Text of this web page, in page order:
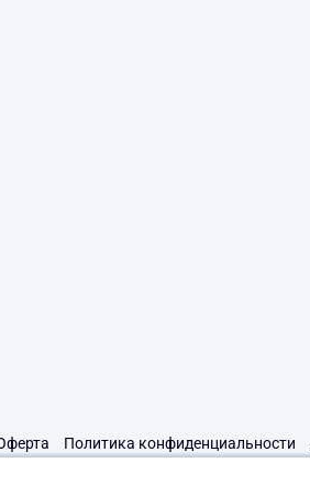
Политика конфиденциальности